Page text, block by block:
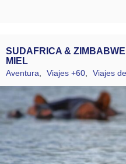
SUDAFRICA &
MIEL
Aventura Viajes +60 Viajes